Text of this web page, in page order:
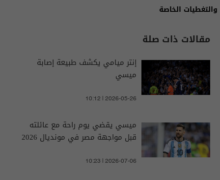
والتغطيات الخاصة
مقالات ذات صلة
إنتر ميامي يكشف طبيعة إصابة
ميسي
10:12 | 2026-05-26
ميسي يقضي يوم راحة مع عائلته
قبل مواجهة مصر في مونديال 2026
10:23 | 2026-07-06